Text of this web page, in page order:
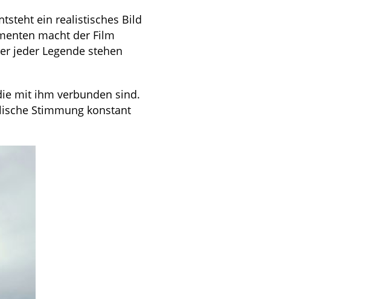
ein realistisches Bild
macht der Film
jeder Legende stehen
mit ihm verbunden sind.
Stimmung konstant